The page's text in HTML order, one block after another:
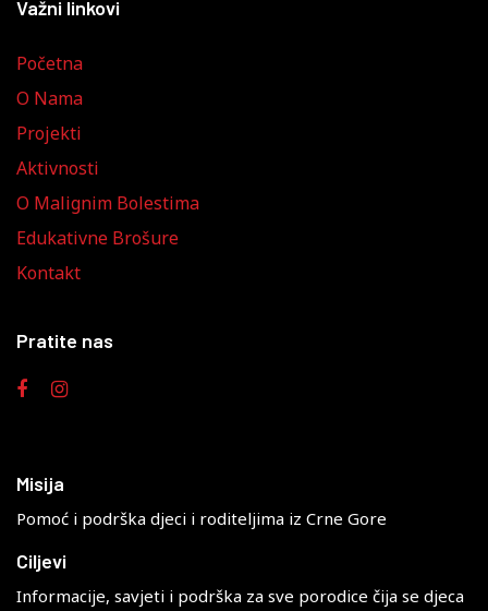
Važni linkovi
Početna
O Nama
Projekti
Aktivnosti
O Malignim Bolestima
Edukativne Brošure
Kontakt
Pratite nas
Misija
Pomoć i podrška djeci i roditeljima iz Crne Gore
Ciljevi
Informacije, savjeti i podrška za sve porodice čija se djeca